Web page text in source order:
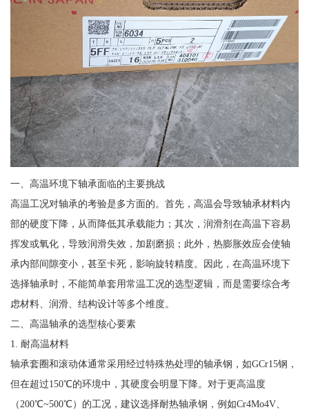
一、高温环境下轴承面临的主要挑战
高温工况对轴承的考验是多方面的。首先，高温会导致轴承材料内
部的硬度下降，从而降低其承载能力；其次，润滑剂在高温下容易
挥发或氧化，导致润滑失效，加剧磨损；此外，热膨胀效应会使轴
承内部间隙变小，甚至卡死，影响旋转精度。因此，在高温环境下
选择轴承时，不能简单套用常温工况的选型逻辑，而是需要综合考
虑材料、润滑、结构设计等多个维度。
二、高温轴承的选型核心要素
1. 耐高温材料
轴承套圈和滚动体通常采用经过特殊热处理的轴承钢，如GCr15钢，
但在超过150℃的环境中，其硬度会明显下降。对于更高温度
（200℃~500℃）的工况，建议选择耐热轴承钢，例如Cr4Mo4V、